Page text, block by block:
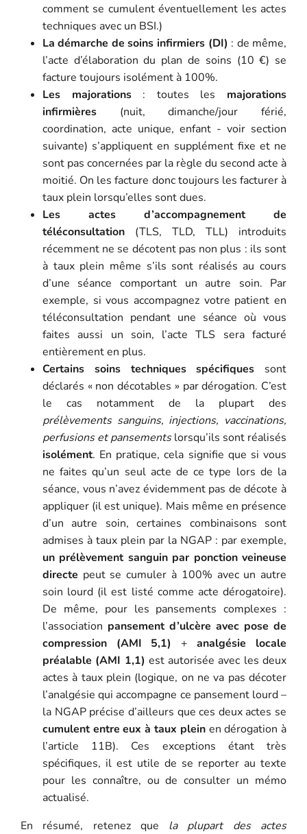
comment se cumulent éventuellement les actes
techniques avec un BSI.)
La démarche de soins infirmiers (DI) : de même,
l’acte d’élaboration du plan de soins (10 €) se
facture toujours isolément à 100%.
Les majorations: toutes les majorations
infirmières(nuit, dimanche/jour férié,
coordination, acte unique, enfant - voir section
suivante) s’appliquent en supplément fixe et ne
sont pas concernées par la règle du second acte à
moitié. On les facture donc toujours les facturer à
taux plein lorsqu’elles sont dues.
Les actes d’accompagnement de
téléconsultation(TLS, TLD, TLL) introduits
récemment ne se décotent pas non plus : ils sont
à taux plein même s’ils sont réalisés au cours
d’une séance comportant un autre soin. Par
exemple, si vous accompagnez votre patient en
téléconsultation pendant une séance où vous
faites aussi un soin, l’acte TLS sera facturé
entièrement en plus.
Certains soins techniques spécifiques sont
déclarés « non décotables » par dérogation. C’est
le cas notamment de la plupart des
prélèvements sanguins, injections, vaccinations,
perfusions et pansementslorsqu’ils sont réalisés
isolément. En pratique, cela signifie que si vous
ne faites qu’un seul acte de ce type lors de la
séance, vous n’avez évidemment pas de décote à
appliquer (il est unique). Mais même en présence
d’un autre soin, certaines combinaisons sont
admises à taux plein par la NGAP : par exemple,
un prélèvement sanguin par ponction veineuse
directe peut se cumuler à 100% avec un autre
soin lourd (il est listé comme acte dérogatoire).
De même, pour les pansements complexes :
l’association pansement d’ulcère avec pose de
compression (AMI 5,1)
+analgésie locale
préalable (AMI 1,1) est autorisée avec les deux
actes à taux plein (logique, on ne va pas décoter
l’analgésie qui accompagne ce pansement lourd –
la NGAP précise d’ailleurs que ces deux actes se
cumulent entre eux à taux pleinen dérogation à
l’article 11B). Ces exceptions étant très
spécifiques, il est utile de se reporter au texte
pour les connaître, ou de consulter un mémo
actualisé.
En résumé, retenez que la plupart des actes